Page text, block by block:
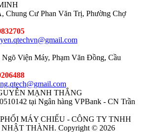
Chung Cư Phan Văn Trị, Phường Chợ
Ngõ Viện Máy, Phạm Văn Đồng, Cầu
MẠNH THẮNG
tại Ngân hàng VPBank - CN Trần
MÁY CHIẾU - CÔNG TY TNHH
THÀNH. Copyright © 2026